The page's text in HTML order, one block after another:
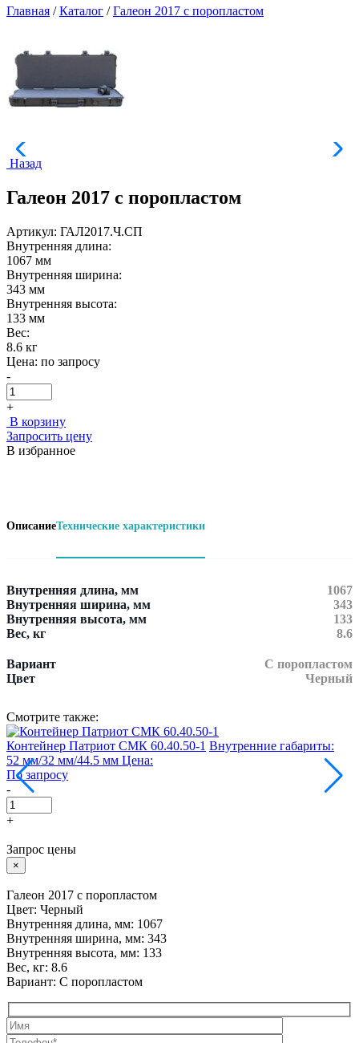
Главная / Каталог / Галеон 2017 с поропластом
Назад
Галеон 2017 с поропластом
Артикул: ГАЛ2017.Ч.СП
Внутренняя длина:
1067 мм
Внутренняя ширина:
343 мм
Внутренняя высота:
133 мм
Вес:
8.6 кг
Цена: по запросу
-
+
В корзину
Запросить цену
В избранное
ОписаниеТехнические характеристики
Внутренняя длина, мм
1067
Внутренняя ширина, мм
343
Внутренняя высота, мм
133
Вес, кг
8.6
Вариант
С поропластом
Цвет
Черный
Смотрите также:
Контейнер Патриот СМК 60.40.50-1 Внутренние габариты:
52 мм/32 мм/44.5 мм Цена:
По запросу
-
+
Запрос цены
×
Галеон 2017 с поропластом
Цвет: Черный
Внутренняя длина, мм: 1067
Внутренняя ширина, мм: 343
Внутренняя высота, мм: 133
Вес, кг: 8.6
Вариант: С поропластом